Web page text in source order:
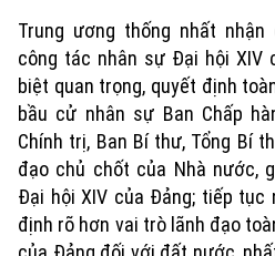
Công nghệ
Ẩm thực
Hồ sơ
Người Việt 4 phương
Cafe sáng
Tài chính Ngân hàng
Doanh nghiệp
Nhà đất
Tin tức
Căn hộ
Đất đai
Tàu và Xe
Ô tô
Tàu
Xe máy
Giáo dục
Tin tức
Văn hóa
Trung ương thống nhất
công tác nhân sự Đại hội XIV
biệt quan trọng, quyết định
bầu cử nhân sự Ban Chấp
Chính trị, Ban Bí thư, Tổng Bí
đạo chủ chốt của Nhà nước,
Đại hội XIV của Đảng; tiếp tục
định rõ hơn vai trò lãnh đạo